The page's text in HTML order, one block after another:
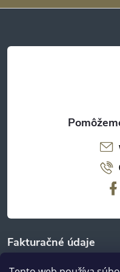
t
Fakturačné údaje